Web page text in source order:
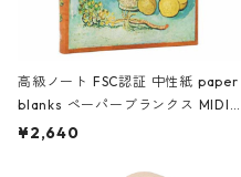
高級ノート FSC認証 中性紙 paper
blanks ペーパーブランクス MIDI
ハードカバー 罫線 ヴァン・ゴッホ
¥2,640